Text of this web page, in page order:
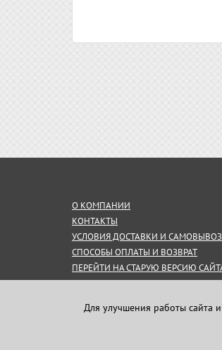
О КОМПАНИИ
КОНТАКТЫ
УСЛОВИЯ ДОСТАВКИ И
СПОСОБЫ ОПЛАТЫ И ВОЗВРАТ
ПЕРЕЙТИ НА СТАРУЮ ВЕРСИЮ
СОГЛАШЕНИЕ НА ОБРАБОТКУ
Для улучшения работы сайта